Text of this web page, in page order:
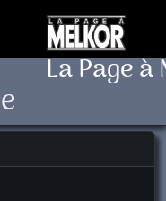
La Page